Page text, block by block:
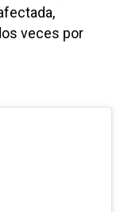
veces por